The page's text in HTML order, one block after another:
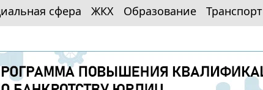
сфера ЖКХ Образование Транспорт